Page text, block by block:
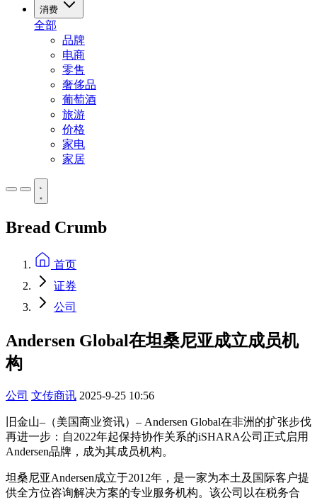
消费
全部
品牌
电商
零售
奢侈品
葡萄酒
旅游
价格
家电
家居
Bread Crumb
首页
证券
公司
Andersen Global在坦桑尼亚成立成员机
构
公司 文传商讯 2025-9-25 10:56
旧金山–（美国商业资讯）– Andersen Global在非洲的扩张步伐
再进一步：自2022年起保持协作关系的iSHARA公司正式启用
Andersen品牌，成为其成员机构。
坦桑尼亚Andersen成立于2012年，是一家为本土及国际客户提
供全方位咨询解决方案的专业服务机构。该公司以在税务合